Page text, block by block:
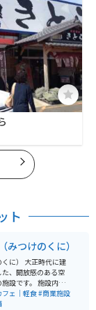
ト
つけのくに）
代に建
、開放感のある空
設です。 施設内に
あり、レストラン
食事が楽しめま
フェ｜軽食#商業施設